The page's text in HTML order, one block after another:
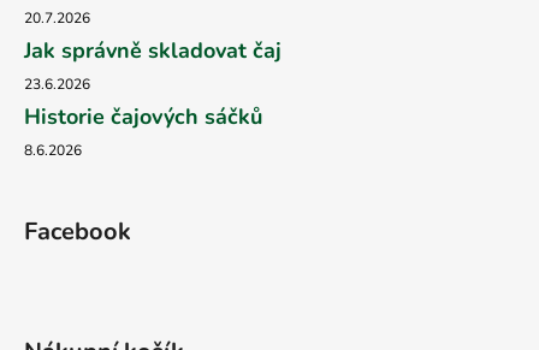
20.7.2026
Jak správně skladovat čaj
23.6.2026
Historie čajových sáčků
8.6.2026
Facebook